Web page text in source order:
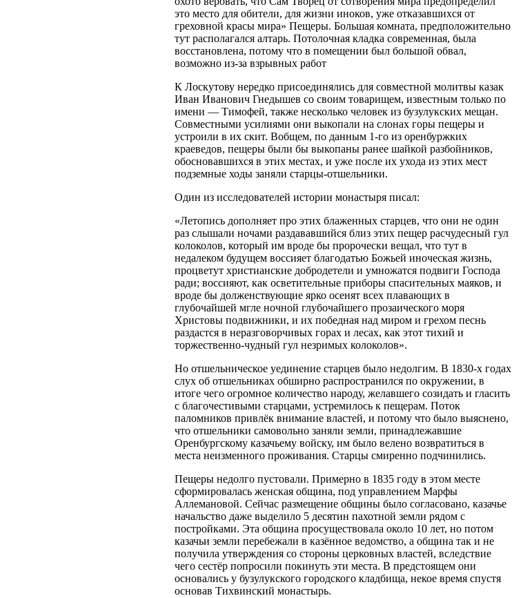
это место для обители, для жизни иноков, уже отказавшихся от
греховной красы мира» Пещеры. Большая комната, предположительно
тут располагался алтарь. Потолочная кладка современная, была
восстановлена, потому что в помещении был большой обвал,
возможно из-за взрывных работ
К Лоскутову нередко присоединялись для совместной молитвы казак
Иван Иванович Гнедышев со своим товарищем, известным только по
имени — Тимофей, также несколько человек из бузулукских мещан.
Совместными усилиями они выкопали на слонах горы пещеры и
устроили в их скит. Вобщем, по данным 1-го из оренбуржких
краеведов, пещеры были бы выкопаны ранее шайкой разбойников,
обосновавшихся в этих местах, и уже после их ухода из этих мест
подземные ходы заняли старцы-отшельники.
Один из исследователей истории монастыря писал:
«Летопись дополняет про этих блаженных старцев, что они не один
раз слышали ночами раздававшийся близ этих пещер расчудесный гул
колоколов, который им вроде бы пророчески вещал, что тут в
недалеком будущем воссияет благодатью Божьей иноческая жизнь,
процветут христианские добродетели и умножатся подвиги Господа
ради; воссияют, как осветительные приборы спасительных маяков, и
вроде бы долженствующие ярко осенят всех плавающих в
глубочайшей мгле ночной глубочайшего прозаического моря
Христовы подвижники, и их победная над миром и грехом песнь
раздастся в неразговорчивых горах и лесах, как этот тихий и
торжественно-чудный гул незримых колоколов».
Но отшельническое уединение старцев было недолгим. В 1830-х годах
слух об отшельниках обширно распространился по окружении, в
итоге чего огромное количество народу, желавшего созидать и гласить
с благочестивыми старцами, устремилось к пещерам. Поток
паломников привлёк внимание властей, и потому что было выяснено,
что отшельники самовольно заняли земли, принадлежавшие
Оренбургскому казачьему войску, им было велено возвратиться в
места неизменного проживания. Старцы смиренно подчинились.
Пещеры недолго пустовали. Примерно в 1835 году в этом месте
сформировалась женская община, под управлением Марфы
Аллемановой. Сейчас размещение общины было согласовано, казачье
начальство даже выделило 5 десятин пахотной земли рядом с
постройками. Эта община просуществовала около 10 лет, но потом
казачьи земли перебежали в казённое ведомство, а община так и не
получила утверждения со стороны церковных властей, вследствие
чего сестёр попросили покинуть эти места. В предстоящем они
основались у бузулукского городского кладбища, некое время спустя
основав Тихвинский монастырь.